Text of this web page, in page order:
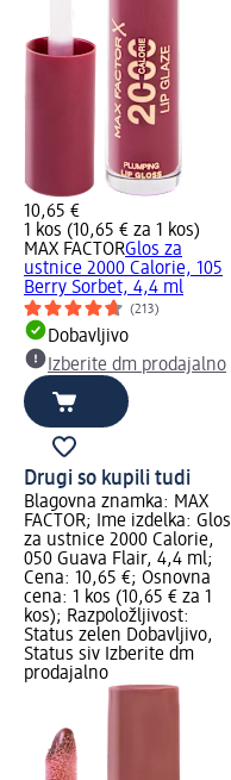
10,65 €
1 kos (10,65 € za 1 kos)
MAX FACTORGlos za
ustnice 2000 Calorie, 105
Berry Sorbet, 4,4 ml
(213)
Dobavljivo
Izberite dm prodajalno
Drugi so kupili tudi
Blagovna znamka: MAX
FACTOR; Ime izdelka: Glos
za ustnice 2000 Calorie,
050 Guava Flair, 4,4 ml;
Cena: 10,65 €; Osnovna
cena: 1 kos (10,65 € za 1
kos); Razpoložljivost:
Status zelen Dobavljivo,
Status siv Izberite dm
prodajalno